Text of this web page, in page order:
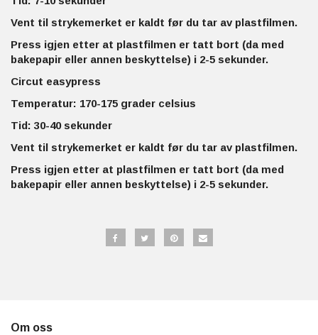
Vent til strykemerket er kaldt før du tar av plastfilmen.
Press igjen etter at plastfilmen er tatt bort (da med
bakepapir eller annen beskyttelse) i 2-5 sekunder.
Circut easypress
Temperatur: 170-175 grader celsius
Tid: 30-40 sekunder
Vent til strykemerket er kaldt før du tar av plastfilmen.
Press igjen etter at plastfilmen er tatt bort (da med
bakepapir eller annen beskyttelse) i 2-5 sekunder.
Om oss